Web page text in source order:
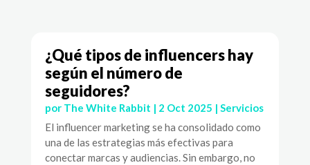
¿Qué tipos de influencers hay
según el número de
seguidores?
por The White Rabbit | 2 Oct 2025 | Servicios
El influencer marketing se ha consolidado como
una de las estrategias más efectivas para
conectar marcas y audiencias. Sin embargo, no